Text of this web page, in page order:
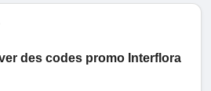
des codes promo Interflora